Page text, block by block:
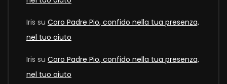
Iris su Caro Padre Pio, confido nella tua presenza,
nel tuo aiuto
Iris su Caro Padre Pio, confido nella tua presenza,
nel tuo aiuto